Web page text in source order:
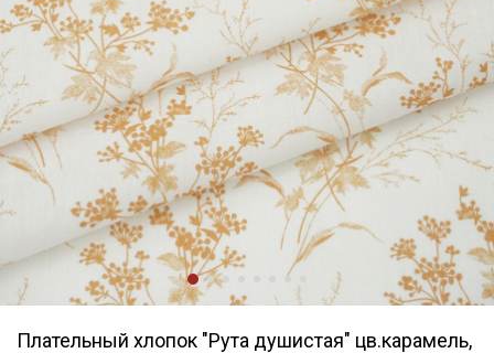
Плательный хлопок "Рута душистая" цв.карамель,